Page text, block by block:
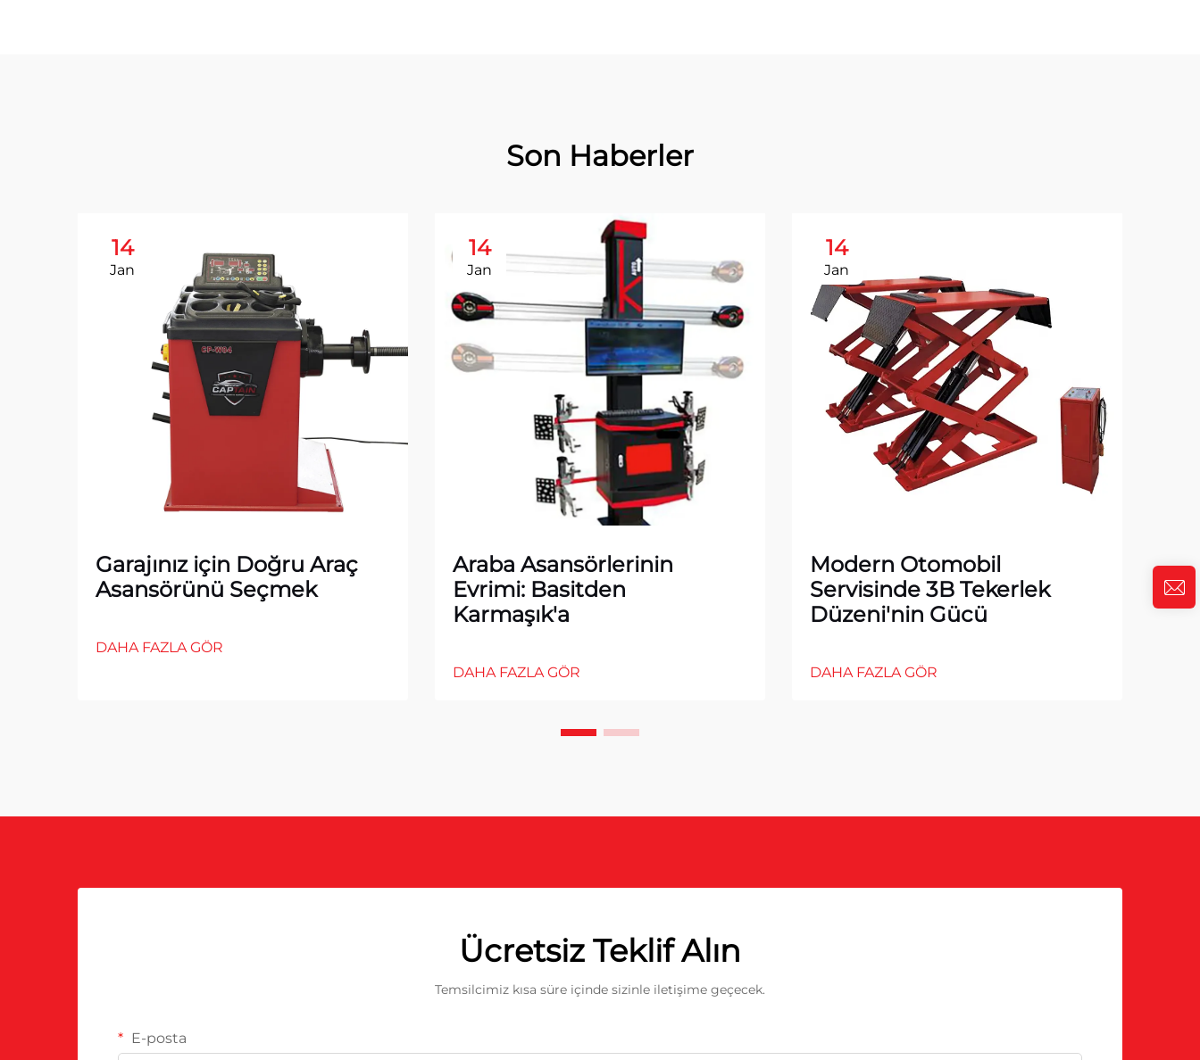
Son Haberler
14
Jan
Garajınız için Doğru Araç
Asansörünü Seçmek
DAHA FAZLA GÖR
14
Jan
Araba Asansörlerinin
Evrimi: Basitden
Karmaşık'a
DAHA FAZLA GÖR
14
Jan
Modern Otomobil
Servisinde 3B Tekerlek
Düzeni'nin Gücü
DAHA FAZLA GÖR
Ücretsiz Teklif Alın
Temsilcimiz kısa süre içinde sizinle iletişime geçecek.
E-posta